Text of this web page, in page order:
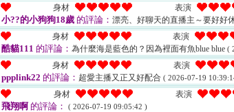
身材 表演
小??的小狗狗18歲 的評論： 漂亮、好聊天的直播主～要好好
身材 表演
酷貓111 的評論： 為什麼海是藍色的？因為裡面有魚blue blue (
身材 表演
ppplink22 的評論： 超愛主播又正又好配合 ( 2026-07-19
身材 表演
飛翔啊 的評論： ( 2026-07-19 09:05:42 )